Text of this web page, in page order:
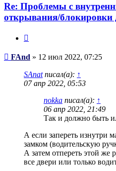
Re: Проблемы с
открывания/блокировки
Сообщение
FAnd » 12 июл 2022, 07:25
SAnatписал(а): ↑
07 апр 2022, 05:53
nokka писал(а): ↑
06 апр 2022, 21:49
Так и должно быть
А если запереть изнутри
замком (водительскую
А затем отпереть этой же
все двери или только